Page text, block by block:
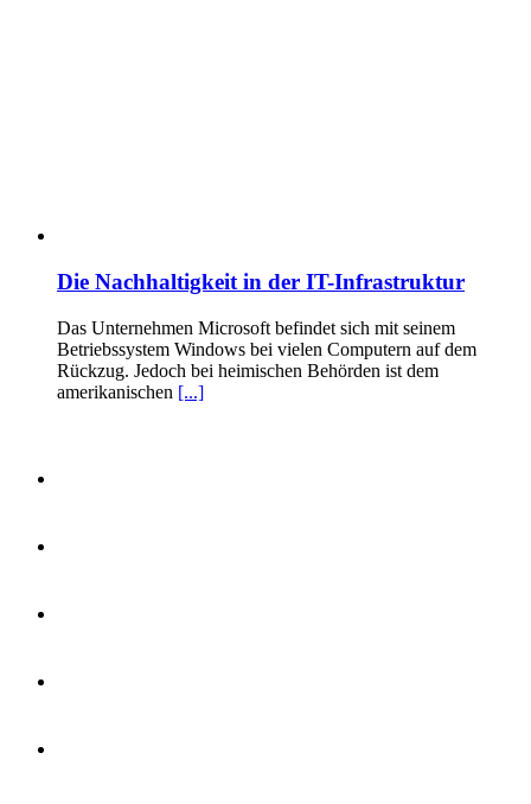
Die Nachhaltigkeit in der IT-Infrastruktur
Das Unternehmen Microsoft befindet sich mit seinem
Betriebssystem Windows bei vielen Computern auf dem
Rückzug. Jedoch bei heimischen Behörden ist dem
amerikanischen [...]